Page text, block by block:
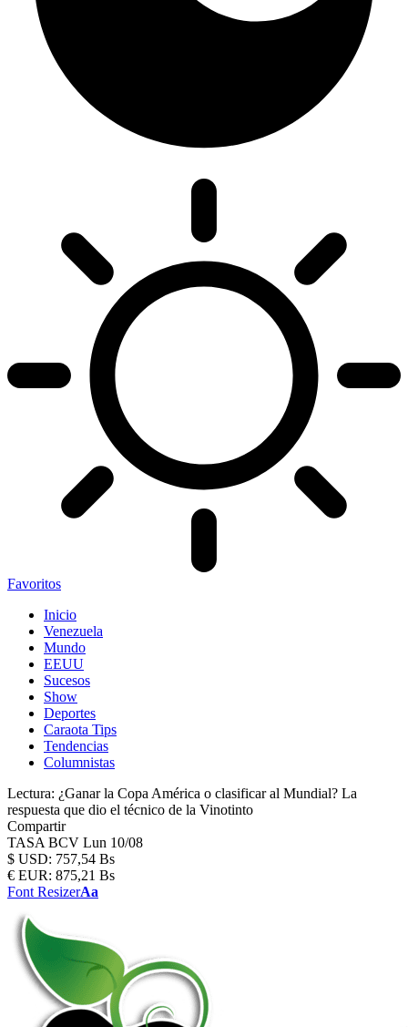
Favoritos
Inicio
Venezuela
Mundo
EEUU
Sucesos
Show
Deportes
Caraota Tips
Tendencias
Columnistas
Lectura: ¿Ganar la Copa América o clasificar al Mundial? La
respuesta que dio el técnico de la Vinotinto
Compartir
TASA BCV Lun 10/08
$ USD: 757,54 Bs
€ EUR: 875,21 Bs
Font ResizerAa